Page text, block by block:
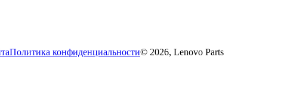
Политика конфиденциальности© 2026, Lenovo Parts